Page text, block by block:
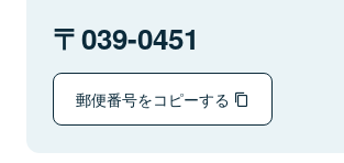
039-0451
郵便番号をコピーする